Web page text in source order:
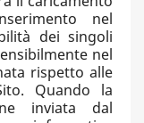
nel
dei singoli
nel
rispetto alle
Quando la
inviata dal